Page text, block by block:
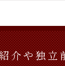
介や独立